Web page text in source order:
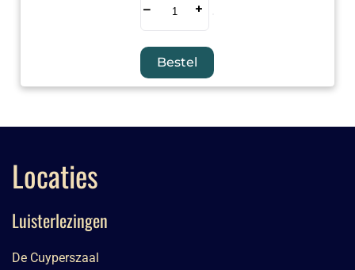
– +
Bestel
Locaties
Luisterlezingen
De Cuyperszaal